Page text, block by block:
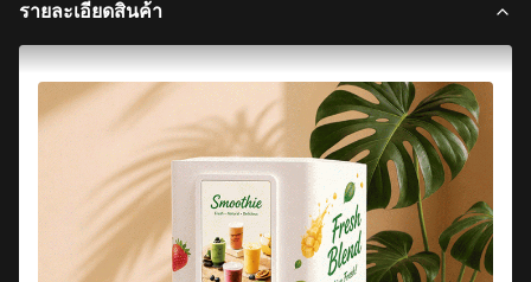
รายละเอียดสินค้า